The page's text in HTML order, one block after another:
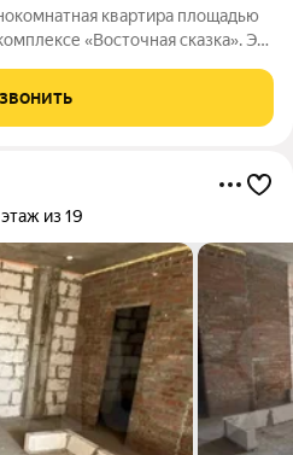
квартира площадью
«Восточная сказка». Эта
уже построен и готов к
из 19